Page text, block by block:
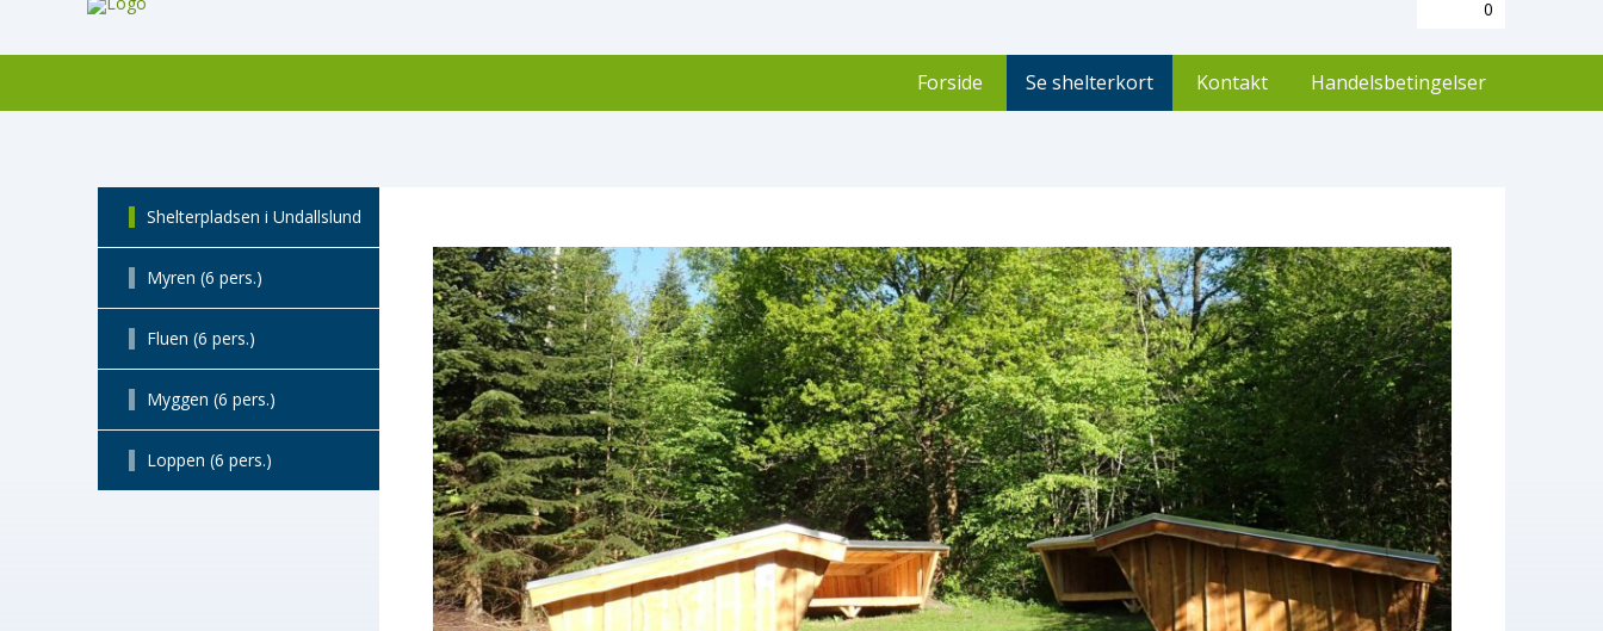
0
Forside Se shelterkort Kontakt Handelsbetingelser
Shelterpladsen i Undallslund
Myren (6 pers.)
Fluen (6 pers.)
Myggen (6 pers.)
Loppen (6 pers.)